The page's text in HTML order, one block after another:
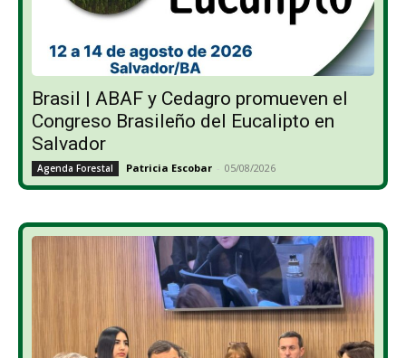
Brasil | ABAF y Cedagro promueven el
Congreso Brasileño del Eucalipto en
Salvador
Agenda Forestal Patricia Escobar - 05/08/2026